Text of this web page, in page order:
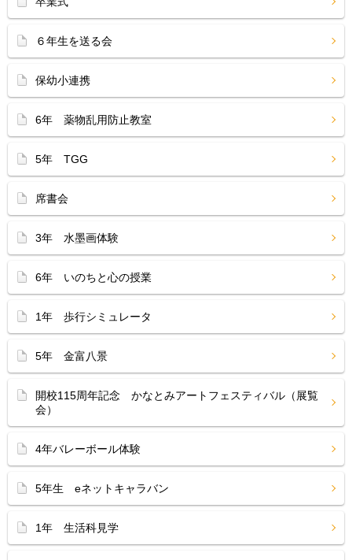
６年生を送る会
保幼小連携
6年 薬物乱用防止教室
5年 TGG
席書会
3年 水墨画体験
6年 いのちと心の授業
1年 歩行シミュレータ
5年 金富八景
開校115周年記念 かなとみアートフェスティバル（展覧
会）
4年バレーボール体験
5年生 eネットキャラバン
1年 生活科見学